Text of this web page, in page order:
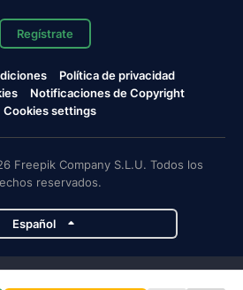
Regístrate
Política de privacidad
Notificaciones de Copyright
Cookies settings
Freepik Company S.L.U. Todos los
reservados.
Español